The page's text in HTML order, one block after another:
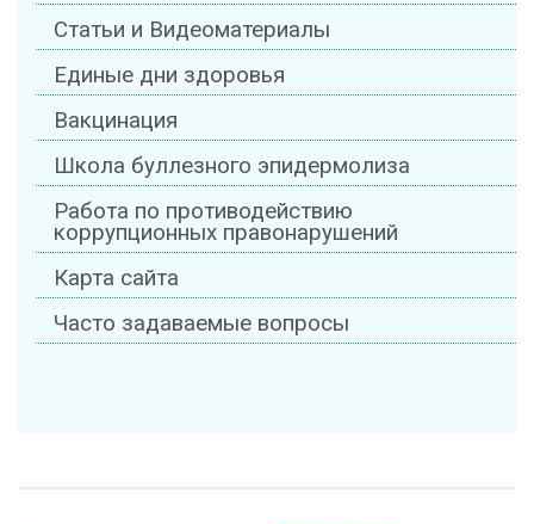
Статьи и Видеоматериалы
Единые дни здоровья
Вакцинация
Школа буллезного эпидермолиза
Работа по противодействию
коррупционных правонарушений
Карта сайта
Часто задаваемые вопросы